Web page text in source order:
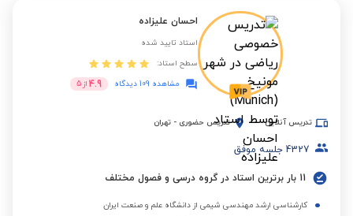
احسان علیزاده
استاد تایید شده
سطح استاد:
مشاهده 109 دیدگاه
4.9 از 5
تدریس آنلاین تدریس حضوری - تهران
4327 جلسه موفق
11 بار برترین استاد در گروه درسی و فصول مختلف
کارشناسی ارشد مهندسی شیمی از دانشگاه علم و صنعت ایران